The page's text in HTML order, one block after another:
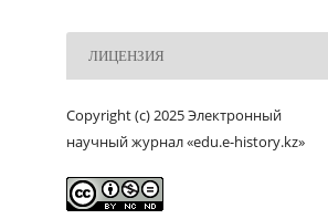
ЛИЦЕНЗИЯ
Copyright (c) 2025 Электронный
научный журнал «edu.e-history.kz»